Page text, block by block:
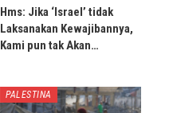
Hms: Jika ‘Israel’ tidak
Laksanakan Kewajibannya,
Kami pun tak Akan…
PALESTINA